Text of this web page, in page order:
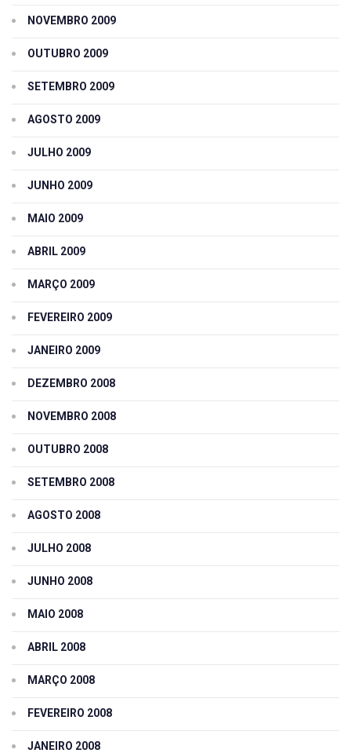
NOVEMBRO 2009
OUTUBRO 2009
SETEMBRO 2009
AGOSTO 2009
JULHO 2009
JUNHO 2009
MAIO 2009
ABRIL 2009
MARÇO 2009
FEVEREIRO 2009
JANEIRO 2009
DEZEMBRO 2008
NOVEMBRO 2008
OUTUBRO 2008
SETEMBRO 2008
AGOSTO 2008
JULHO 2008
JUNHO 2008
MAIO 2008
ABRIL 2008
MARÇO 2008
FEVEREIRO 2008
JANEIRO 2008